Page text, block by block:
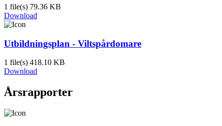
1 file(s) 79.36 KB
Download
Utbildningsplan - Viltspårdomare
1 file(s) 418.10 KB
Download
Årsrapporter